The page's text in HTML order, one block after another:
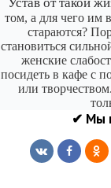
том, а для чего им
стараются?
становиться
женские
посидеть в кафе с
или
✔ Мы